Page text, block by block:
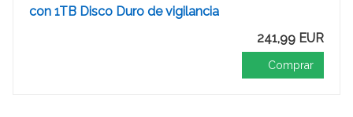
con 1TB Disco Duro de vigilancia
241,99 EUR
Comprar